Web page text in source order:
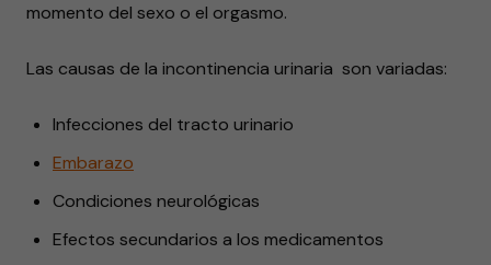
momento del sexo o el orgasmo.
Las causas de la incontinencia urinaria son variadas:
Infecciones del tracto urinario
Embarazo
Condiciones neurológicas
Efectos secundarios a los medicamentos